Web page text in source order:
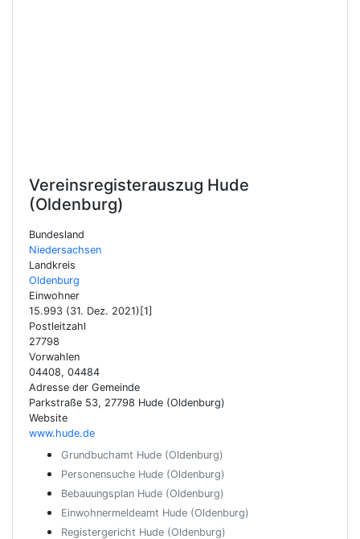
Vereinsregisterauszug Hude
(Oldenburg)
Bundesland
Niedersachsen
Landkreis
Oldenburg
Einwohner
15.993 (31. Dez. 2021)[1]
Postleitzahl
27798
Vorwahlen
04408, 04484
Adresse der Gemeinde
Parkstraße 53, 27798 Hude (Oldenburg)
Website
www.hude.de
Grundbuchamt Hude (Oldenburg)
Personensuche Hude (Oldenburg)
Bebauungsplan Hude (Oldenburg)
Einwohnermeldeamt Hude (Oldenburg)
Registergericht Hude (Oldenburg)